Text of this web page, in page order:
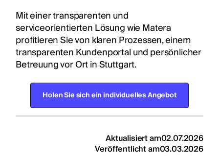
Mit einer transparenten und
serviceorientierten Lösung wie Matera
profitieren Sie von klaren Prozessen, einem
transparenten Kundenportal und persönlicher
Betreuung vor Ort in Stuttgart.
Holen Sie sich ein individuelles Angebot
Aktualisiert am02.07.2026
Veröffentlicht am03.03.2026